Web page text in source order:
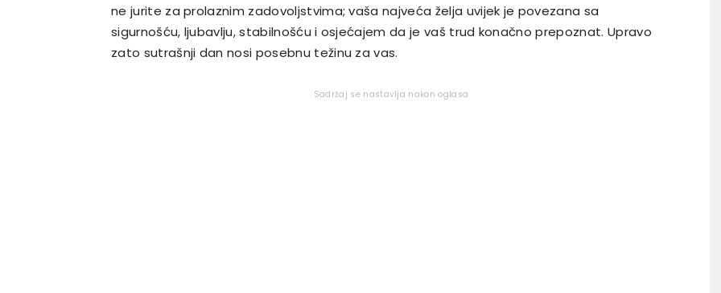
ne jurite za prolaznim zadovoljstvima; vaša najveća želja uvijek je povezana sa
sigurnošću, ljubavlju, stabilnošću i osjećajem da je vaš trud konačno prepoznat. Upravo
zato sutrašnji dan nosi posebnu težinu za vas.
Sadržaj se nastavlja nakon oglasa